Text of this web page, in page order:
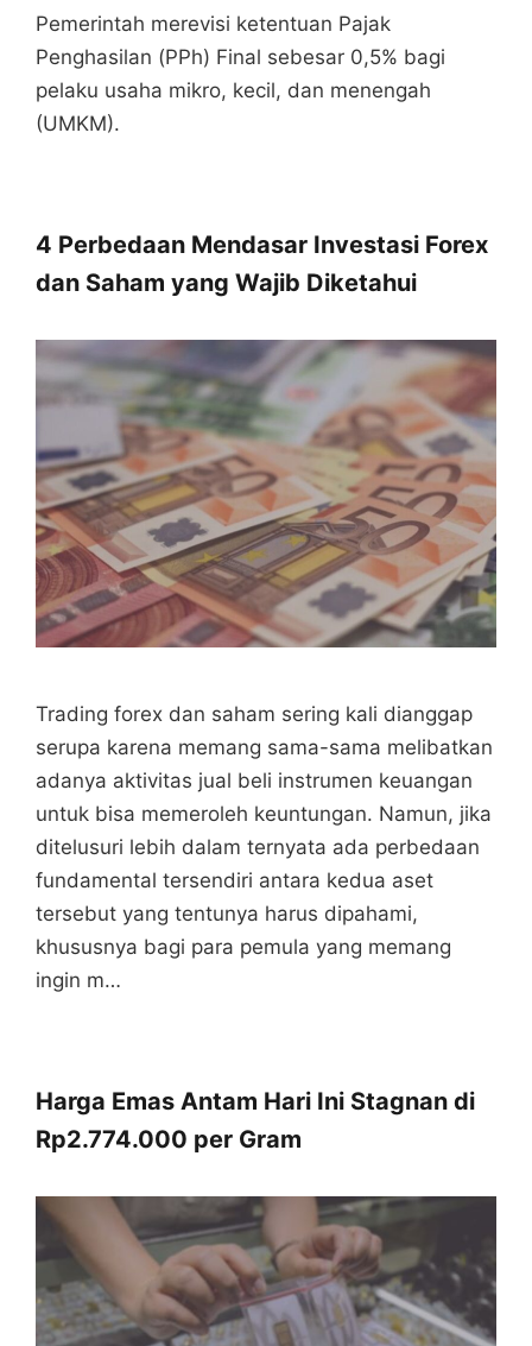
Pemerintah merevisi ketentuan Pajak
Penghasilan (PPh) Final sebesar 0,5% bagi
pelaku usaha mikro, kecil, dan menengah
(UMKM).
4 Perbedaan Mendasar Investasi Forex
dan Saham yang Wajib Diketahui
Trading forex dan saham sering kali dianggap
serupa karena memang sama-sama melibatkan
adanya aktivitas jual beli instrumen keuangan
untuk bisa memeroleh keuntungan. Namun, jika
ditelusuri lebih dalam ternyata ada perbedaan
fundamental tersendiri antara kedua aset
tersebut yang tentunya harus dipahami,
khususnya bagi para pemula yang memang
ingin m…
Harga Emas Antam Hari Ini Stagnan di
Rp2.774.000 per Gram